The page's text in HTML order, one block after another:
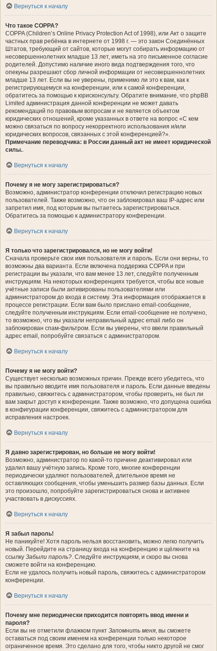
Вернуться к началу
Что такое COPPA?
COPPA (Children’s Online Privacy Protection Act of 1998), или Акт о защите
частных прав ребёнка в интернете от 1998 г. — это закон Соединённых
Штатов, требующий от сайтов, которые могут собирать информацию от
несовершеннолетних младше 13 лет, иметь на это письменное согласие
родителей. Допустимо наличие иного вида подтверждения того, что
опекуны разрешают сбор личной информации от несовершеннолетних
младше 13 лет. Если вы не уверены, применимо ли это к вам, как к
регистрирующемуся на конференции, или к самой конференции,
обратитесь за помощью к юрисконсульту. Обратите внимание, что phpBB
Limited администрация данной конференции не может давать
рекомендаций по правовым вопросам и не является объектом
юридических отношений, кроме указанных в ответе на вопрос «С кем
можно связаться по вопросу некорректного использования и/или
юридических вопросов, связанных с этой конференцией?».
Примечание переводчика: в России данный акт не имеет юридической
силы..
Вернуться к началу
Почему я не могу зарегистрироваться?
Возможно, администратор конференции отключил регистрацию новых
пользователей. Также возможно, что он заблокировал ваш IP-адрес или
запретил имя, под которым вы пытаетесь зарегистрироваться.
Обратитесь за помощью к администратору конференции.
Вернуться к началу
Я только что зарегистрировался, но не могу войти!
Сначала проверьте свои имя пользователя и пароль. Если они верны, то
возможны два варианта. Если включена поддержка COPPA и при
регистрации вы указали, что вам менее 13 лет, следуйте полученным
инструкциям. На некоторых конференциях требуется, чтобы все новые
учётные записи были активированы пользователями или
администратором до входа в систему. Эта информация отображается в
процессе регистрации. Если вам было прислано email-сообщение,
следуйте полученным инструкциям. Если email-сообщение не получено,
то возможно, что вы указали неправильный адрес email либо он
заблокирован спам-фильтром. Если вы уверены, что ввели правильный
адрес email, попробуйте связаться с администратором.
Вернуться к началу
Почему я не могу войти?
Существует несколько возможных причин. Прежде всего убедитесь, что
вы правильно вводите имя пользователя и пароль. Если данные введены
правильно, свяжитесь с администратором, чтобы проверить, не был ли
вам закрыт доступ к конференции. Также возможно, что допущена ошибка
в конфигурации конференции, свяжитесь с администратором для
исправления настроек.
Вернуться к началу
Я давно зарегистрирован, но больше не могу войти!
Возможно, администратор по какой-то причине деактивировал или
удалил вашу учётную запись. Кроме того, многие конференции
периодически удаляют пользователей, длительное время не
оставляющих сообщения, чтобы уменьшить размер базы данных. Если
это произошло, попробуйте зарегистрироваться снова и активнее
участвовать в дискуссиях.
Вернуться к началу
Я забыл пароль!
Не паникуйте! Хотя пароль нельзя восстановить, можно легко получить
новый. Перейдите на страницу входа на конференцию и щёлкните на
ссылку Забыли пароль?. Следуйте инструкциям, и скоро вы снова
сможете войти на конференцию.
Если не удалось получить новый пароль, свяжитесь с администратором
конференции.
Вернуться к началу
Почему мне периодически приходится повторять ввод имени и
пароля?
Если вы не отметили флажком пункт Запомнить меня, вы сможете
оставаться под своим именем на конференции только некоторое
ограниченное время. Это сделано для того, чтобы никто другой не смог